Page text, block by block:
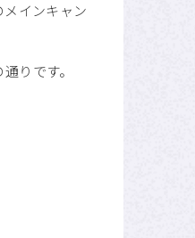
インキャン
りです。